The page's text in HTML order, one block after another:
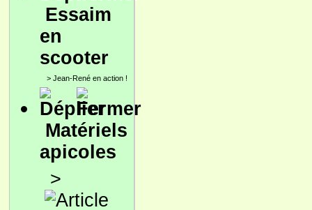
Essaim
en
scooter
> Jean-René en action !
Matériels
apicoles
>